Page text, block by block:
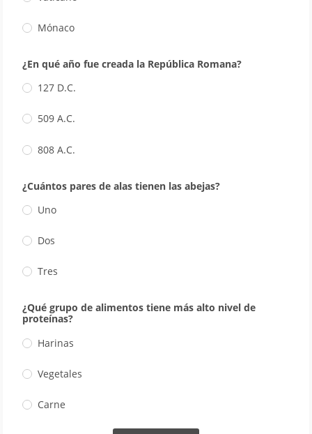
Mónaco
¿En qué año fue creada la República Romana?
127 D.C.
509 A.C.
808 A.C.
¿Cuántos pares de alas tienen las abejas?
Uno
Dos
Tres
¿Qué grupo de alimentos tiene más alto nivel de
proteínas?
Harinas
Vegetales
Carne